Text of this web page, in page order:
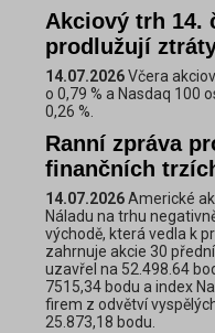
Akciový trh 14.
prodlužují
14.07.2026Včera
o 0,79 % a Nasdaq 100
0,26 %.
Ranní zpráva
finančních
14.07.2026Americké
Náladu na trhu
východě, která vedla k
zahrnuje akcie 30
uzavřel na 52.498.64
7515,34 bodu a index
firem z odvětví
25.873,18 bodu.